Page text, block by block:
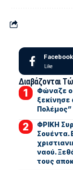
Facebook
Like
Διαβάζονται
Φώναζε ο
ξεκίνησε
Πολέμος”
ΦΡΙΚΗ
Σουέντα.
ναού.
τους